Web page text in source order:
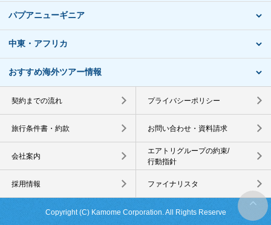
パプアニューギニア
中東・アフリカ
おすすめ海外ツアー情報
契約までの流れ プライバシーポリシー
旅行条件書・約款 お問い合わせ・資料請求
会社案内
エアトリグループの約束/
行動指針
採用情報 ファイナリスタ
Copyright (C) Kamome Corporation. All Rights Reserve